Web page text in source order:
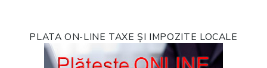
PLATA ON-LINE TAXE ȘI IMPOZITE LOCALE